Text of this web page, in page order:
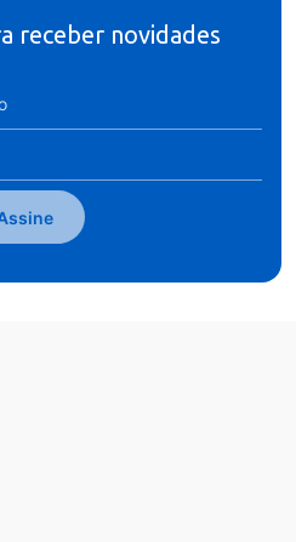
receber novidades